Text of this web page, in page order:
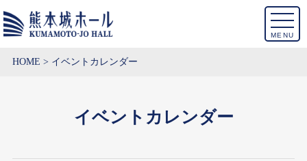
MENU
HOME イベントカレンダー
イベントカレンダー